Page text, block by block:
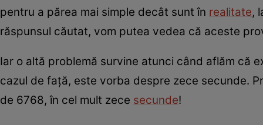
pentru a părea mai simple decât sunt în realitate,
răspunsul căutat, vom putea vedea că aceste
Iar o altă problemă survine atunci când aflăm că
cazul de față, este vorba despre zece secunde.
de 6768, în cel mult zece secunde!